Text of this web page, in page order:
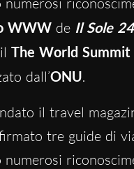
WWW de Il Sole
The World Summit
dall’ONU.
il travel
tre guide di
numerosi